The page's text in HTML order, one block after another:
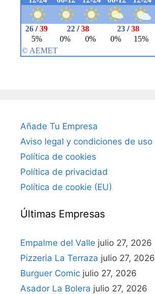
Añade Tu Empresa
Aviso legal y condiciones de uso
Política de cookies
Política de privacidad
Política de cookie (EU)
Últimas Empresas
Empalme del Valle julio 27, 2026
Pizzeria La Terraza julio 27, 2026
Burguer Comic julio 27, 2026
Asador La Bolera julio 27, 2026